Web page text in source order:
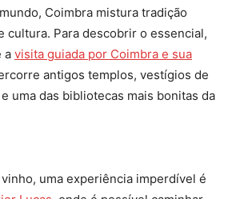
Coimbra mistura tradição
cultura. Para descobrir o essencial,
a visita guiada por Coimbra e sua
antigos templos, vestígios de
uma das bibliotecas mais bonitas da
uma experiência imperdível é